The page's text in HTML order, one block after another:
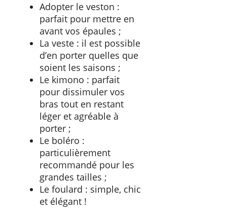
Adopter le veston :
parfait pour mettre en
avant vos épaules ;
La veste : il est possible
d’en porter quelles que
soient les saisons ;
Le kimono : parfait
pour dissimuler vos
bras tout en restant
léger et agréable à
porter ;
Le boléro :
particulièrement
recommandé pour les
grandes tailles ;
Le foulard : simple, chic
et élégant !